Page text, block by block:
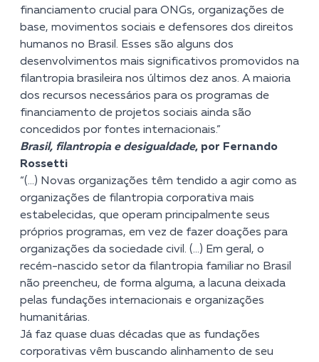
financiamento crucial para ONGs, organizações de
base, movimentos sociais e defensores dos direitos
humanos no Brasil. Esses são alguns dos
desenvolvimentos mais significativos promovidos na
filantropia brasileira nos últimos dez anos. A maioria
dos recursos necessários para os programas de
financiamento de projetos sociais ainda são
concedidos por fontes internacionais.”
Brasil, filantropia e desigualdade, por Fernando
Rossetti
“(…) Novas organizações têm tendido a agir como as
organizações de filantropia corporativa mais
estabelecidas, que operam principalmente seus
próprios programas, em vez de fazer doações para
organizações da sociedade civil. (…) Em geral, o
recém-nascido setor da filantropia familiar no Brasil
não preencheu, de forma alguma, a lacuna deixada
pelas fundações internacionais e organizações
humanitárias.
Já faz quase duas décadas que as fundações
corporativas vêm buscando alinhamento de seu